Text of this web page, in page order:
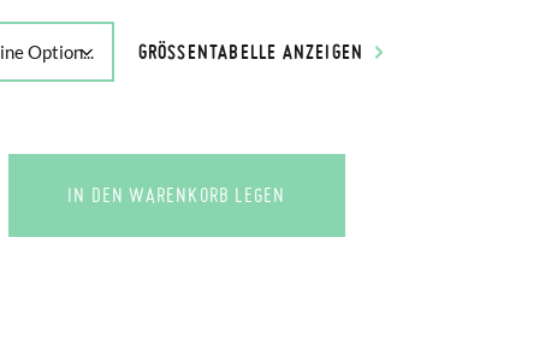
GRÖSSENTABELLE ANZEIGEN
IN DEN WARENKORB LEGEN